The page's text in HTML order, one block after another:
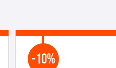
-10%